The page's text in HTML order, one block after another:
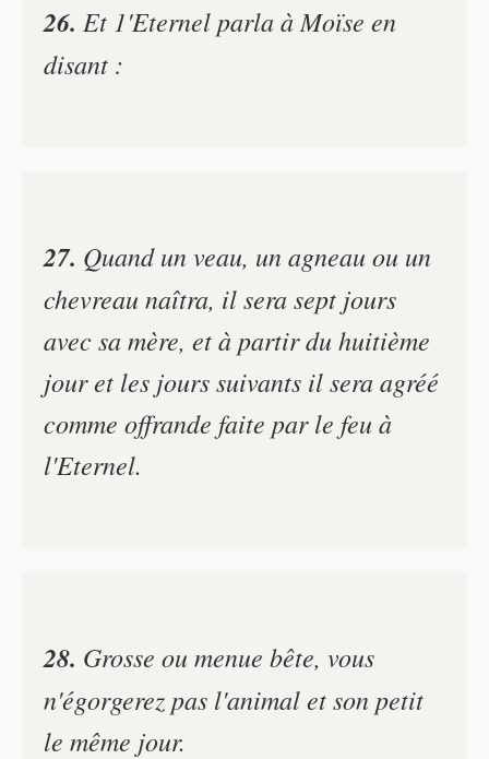
26. Et 1'Eternel parla à Moïse en
disant :
27. Quand un veau, un agneau ou un
chevreau naîtra, il sera sept jours
avec sa mère, et à partir du huitième
jour et les jours suivants il sera agréé
comme offrande faite par le feu à
l'Eternel.
28. Grosse ou menue bête, vous
n'égorgerez pas l'animal et son petit
le même jour.